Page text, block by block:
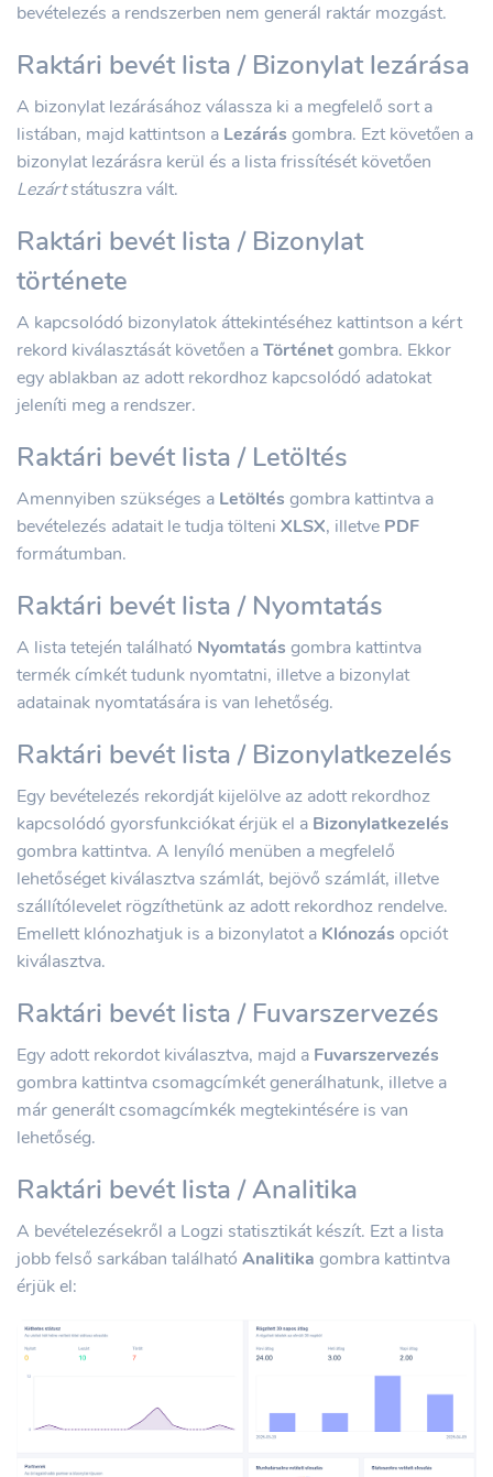
bevételezés a rendszerben nem generál raktár mozgást.
Raktári bevét lista / Bizonylat lezárása
A bizonylat lezárásához válassza ki a megfelelő sort a
listában, majd kattintson a Lezárás gombra. Ezt követően a
bizonylat lezárásra kerül és a lista frissítését követően
Lezártstátuszra vált.
Raktári bevét lista / Bizonylat
története
A kapcsolódó bizonylatok áttekintéséhez kattintson a kért
rekord kiválasztását követően aTörténetgombra. Ekkor
egy ablakban az adott rekordhoz kapcsolódó adatokat
jeleníti meg a rendszer.
Raktári bevét lista / Letöltés
Amennyiben szükséges a Letöltés gombra kattintva a
bevételezés adatait le tudja tölteni XLSX, illetve PDF
formátumban.
Raktári bevét lista / Nyomtatás
A lista tetején található Nyomtatás gombra kattintva
termék címkét tudunk nyomtatni, illetve a bizonylat
adatainak nyomtatására is van lehetőség.
Raktári bevét lista / Bizonylatkezelés
Egy bevételezés rekordját kijelölve az adott rekordhoz
kapcsolódó gyorsfunkciókat érjük el a Bizonylatkezelés
gombra kattintva. A lenyíló menüben a megfelelő
lehetőséget kiválasztva számlát, bejövő számlát, illetve
szállítólevelet rögzíthetünk az adott rekordhoz rendelve.
Emellett klónozhatjuk is a bizonylatot a Klónozás opciót
kiválasztva.
Raktári bevét lista / Fuvarszervezés
Egy adott rekordot kiválasztva, majd a Fuvarszervezés
gombra kattintva csomagcímkét generálhatunk, illetve a
már generált csomagcímkék megtekintésére is van
lehetőség.
Raktári bevét lista / Analitika
A bevételezésekről a Logzi statisztikát készít. Ezt a lista
jobb felső sarkában található Analitika gombra kattintva
érjük el: